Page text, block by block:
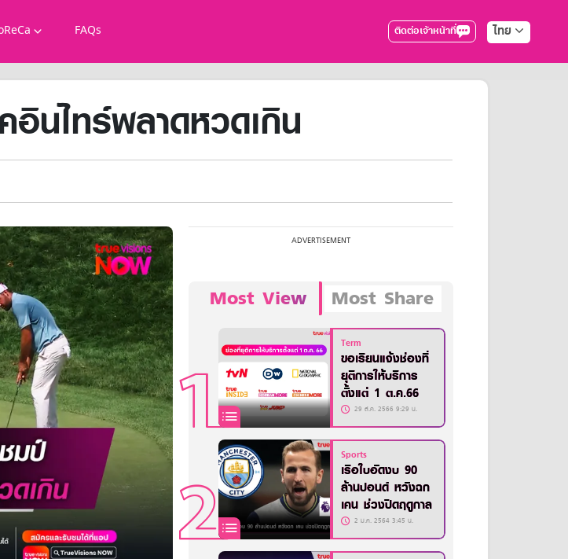
FAQs ติดต่อเจ้าหน้าที่ ไทย
นไทร์พลาดหวดเกิน
Most View Most Share
Term
ขอเรียนแจ้งช่องที่
ยุติการให้บริการ
ตั้งแต่ 1 ต.ค.66
29 ส.ค. 2566 9:29 น.
Sports
เรือใบอัดงบ 90
ล้านปอนด์ หวังฉก
เคน ช่วงปิดฤดูกาล
2 ม.ค. 2564 3:45 น.